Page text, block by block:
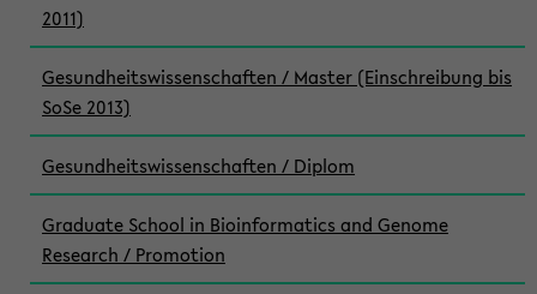
2011)
Gesundheitswissenschaften / Master (Einschreibung bis
SoSe 2013)
Gesundheitswissenschaften / Diplom
Graduate School in Bioinformatics and Genome
Research / Promotion